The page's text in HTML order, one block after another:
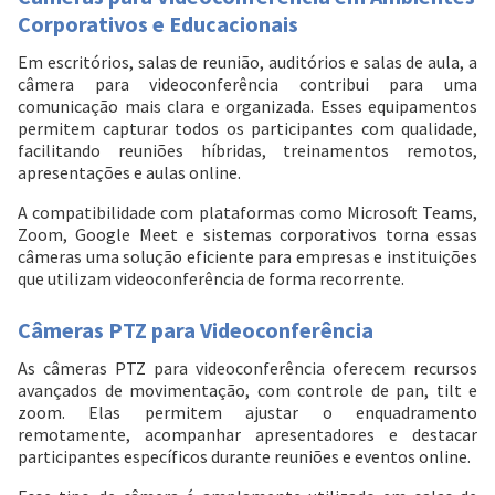
Corporativos e Educacionais
Em escritórios, salas de reunião, auditórios e salas de aula, a
câmera para videoconferência contribui para uma
comunicação mais clara e organizada. Esses equipamentos
permitem capturar todos os participantes com qualidade,
facilitando reuniões híbridas, treinamentos remotos,
apresentações e aulas online.
A compatibilidade com plataformas como Microsoft Teams,
Zoom, Google Meet e sistemas corporativos torna essas
câmeras uma solução eficiente para empresas e instituições
que utilizam videoconferência de forma recorrente.
Câmeras PTZ para Videoconferência
As câmeras PTZ para videoconferência oferecem recursos
avançados de movimentação, com controle de pan, tilt e
zoom. Elas permitem ajustar o enquadramento
remotamente, acompanhar apresentadores e destacar
participantes específicos durante reuniões e eventos online.